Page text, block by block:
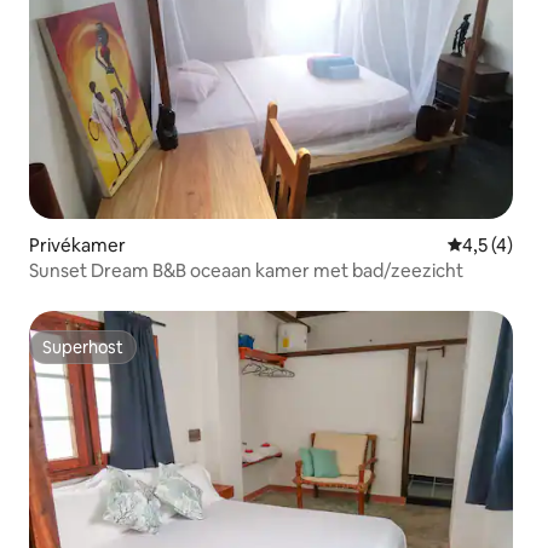
Privékamer
4,5 (4)
Sunset Dream B&B oceaan kamer met bad/zeezicht
Superhost
Superhost